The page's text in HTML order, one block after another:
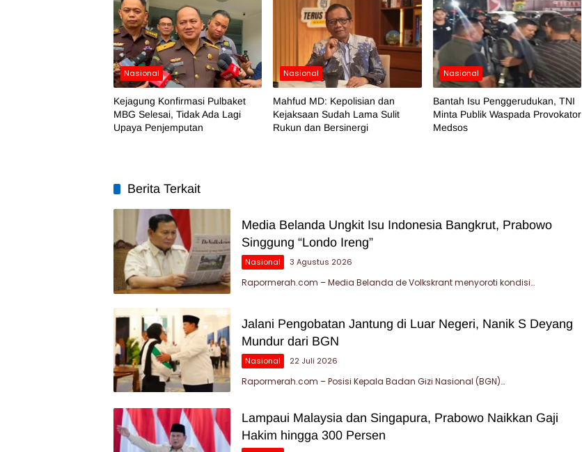
Nasional
Kejagung Konfirmasi Pulbaket
MBG Selesai, Tidak Ada Lagi
Upaya Penjemputan
Nasional
Mahfud MD: Kepolisian dan
Kejaksaan Sudah Lama Sulit
Rukun dan Bersinergi
Nasional
Bantah Isu Penggerudukan, TNI
Minta Publik Waspada Provokator
Medsos
Berita Terkait
Media Belanda Ungkit Isu Indonesia Bangkrut, Prabowo
Singgung “Londo Ireng”
Nasional 3 Agustus 2026
Rapormerah.com – Media Belanda de Volkskrant menyoroti kondisi…
Jalani Pengobatan Jantung di Luar Negeri, Nanik S Deyang
Mundur dari BGN
Nasional 22 Juli 2026
Rapormerah.com – Posisi Kepala Badan Gizi Nasional (BGN)…
Lampaui Malaysia dan Singapura, Prabowo Naikkan Gaji
Hakim hingga 300 Persen